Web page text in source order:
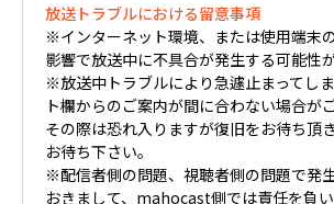
放送トラブルにおける留意事項
※インターネット環境、または使用端末
影響で放送中に不具合が発生する可能性
※放送中トラブルにより急遽止まってし
ト欄からのご案内が間に合わない場合が
その際は恐れ入りますが復旧をお待ち頂
お待ち下さい。
※配信者側の問題、視聴者側の問題で発
おきまして、mahocast側では責任を負